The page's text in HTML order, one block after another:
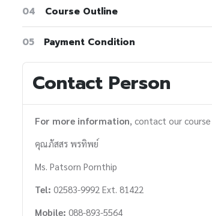
04 Course Outline
05 Payment Condition
Contact Person
For more information, contact our
คุณภัสสร พรทิพย์
Ms. Patsorn Pornthip
Tel: 02583-9992 Ext. 81422
Mobile: 088-893-5564